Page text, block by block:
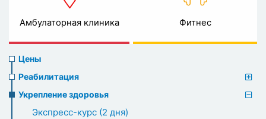
Амбулаторная клиника Фитнес
Prices
menu
Цены
Реабилитация
Укрепление здоровья
Экспресс-курс (2 дня)